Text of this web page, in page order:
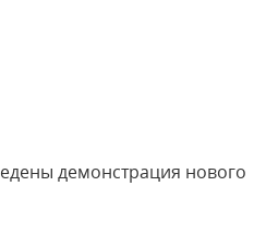
демонстрация нового